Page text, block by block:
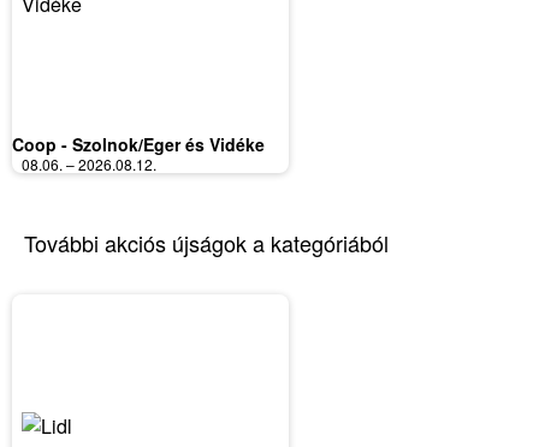
Coop - Szolnok/Eger és Vidéke
08.06. – 2026.08.12.
További akciós újságok a kategóriából